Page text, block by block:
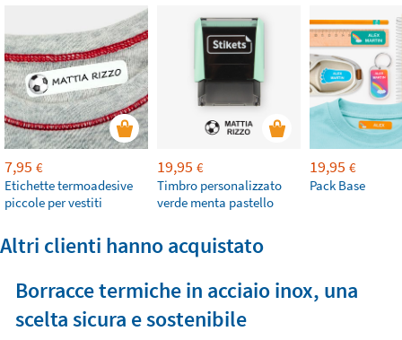
7,95 €
Etichette termoadesive
piccole per vestiti
19,95 €
Timbro personalizzato
verde menta pastello
19,95 €
Pack Base
Altri clienti hanno acquistato
Borracce termiche in acciaio inox, una
scelta sicura e sostenibile